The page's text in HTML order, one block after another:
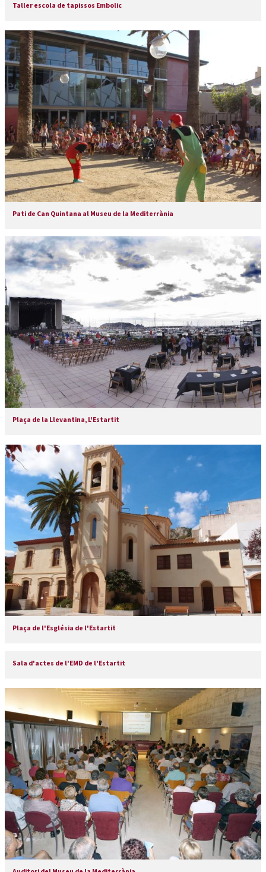
Taller escola de tapissos Embolic
Pati de Can Quintana al Museu de la Mediterrània
Plaça de la Llevantina, L'Estartit
Plaça de l'Església de l'Estartit
Sala d'actes de l'EMD de l'Estartit